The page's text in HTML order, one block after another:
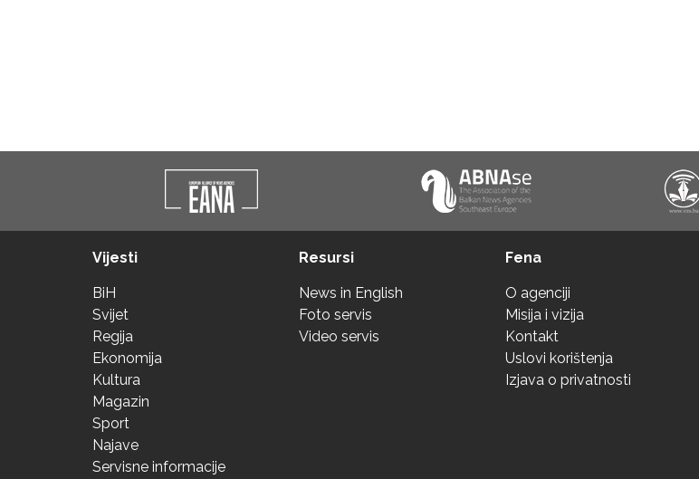
Vijesti
BiH
Svijet
Regija
Ekonomija
Kultura
Magazin
Sport
Najave
Servisne informacije
Resursi
News in English
Foto servis
Video servis
Fena
O agenciji
Misija i vizija
Kontakt
Uslovi korištenja
Izjava o privatnosti